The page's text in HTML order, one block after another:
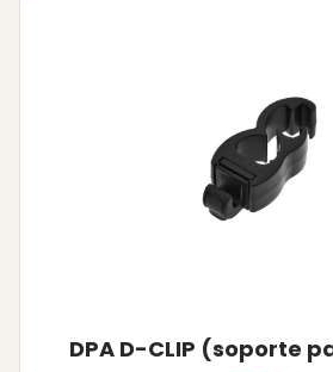
DPA D-CLIP (soporte